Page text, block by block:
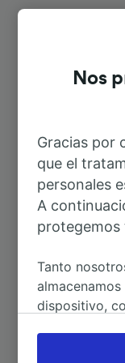
Rutas
A Piombino
A Pisa
A Pisa Centrale
A Florencia
Nos
Gracias por
que el
personales
A
Tanto
dispositivo,
Puedes